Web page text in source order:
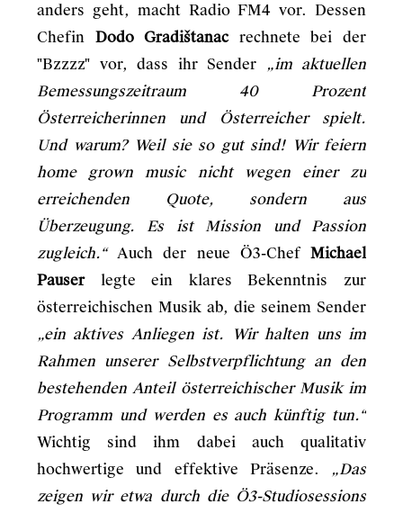
anders geht, macht Radio FM4 vor. Dessen
Chefin Dodo Gradištanacrechnete bei der
"Bzzzz" vor, dass ihr Sender
„im aktuellen
Bemessungszeitraum 40 Prozent
Österreicherinnen und Österreicher spielt.
Und warum? Weil sie so gut sind! Wir feiern
home grown music nicht wegen einer zu
erreichenden Quote, sondern aus
Überzeugung. Es ist Mission und Passion
zugleich.“Auch der neue Ö3-Chef Michael
Pauserlegte ein klares Bekenntnis zur
österreichischen Musik ab, die seinem Sender
„ein aktives Anliegen ist. Wir halten uns im
Rahmen unserer Selbstverpflichtung an den
bestehenden Anteil österreichischer Musik im
Programm und werden es auch künftig tun.“
Wichtig sind ihm dabei auch qualitativ
hochwertige und effektive Präsenze. „Das
zeigen wir etwa durch die Ö3-Studiosessions